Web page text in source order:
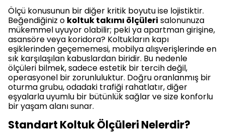
Ölçü konusunun bir diğer kritik boyutu ise lojistiktir.
Beğendiğiniz o koltuk takımı ölçüleri salonunuza
mükemmel uyuyor olabilir; peki ya apartman girişine,
asansöre veya koridora? Koltukların kapı
eşiklerinden geçememesi, mobilya alışverişlerinde en
sık karşılaşılan kabuslardan biridir. Bu nedenle
ölçüleri bilmek, sadece estetik bir tercih değil,
operasyonel bir zorunluluktur. Doğru oranlanmış bir
oturma grubu, odadaki trafiği rahatlatır, diğer
eşyalarla uyumlu bir bütünlük sağlar ve size konforlu
bir yaşam alanı sunar.
Standart Koltuk Ölçüleri Nelerdir?